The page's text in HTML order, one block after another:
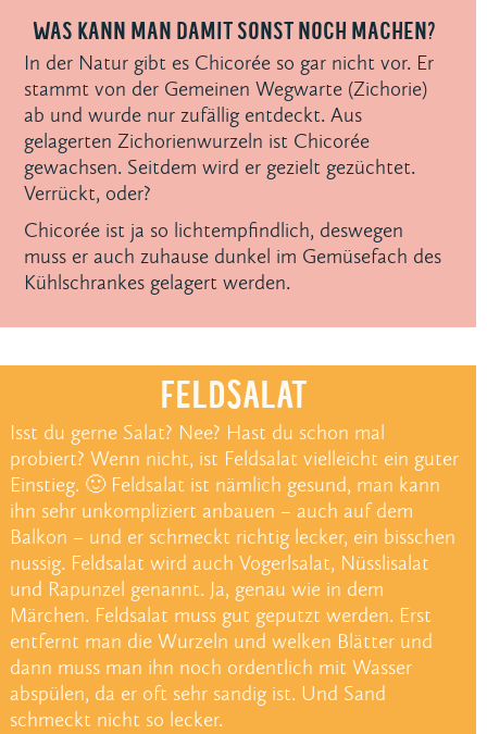
WAS KANN MAN DAMIT SONST NOCH MACHEN?
In der Natur gibt es Chicorée so gar nicht vor. Er
stammt von der Gemeinen Wegwarte (Zichorie)
ab und wurde nur zufällig entdeckt. Aus
gelagerten Zichorienwurzeln ist Chicorée
gewachsen. Seitdem wird er gezielt gezüchtet.
Verrückt, oder?
Chicorée ist ja so lichtempfindlich, deswegen
muss er auch zuhause dunkel im Gemüsefach des
Kühlschrankes gelagert werden.
FELDSALAT
Isst du gerne Salat? Nee? Hast du schon mal
probiert? Wenn nicht, ist Feldsalat vielleicht ein guter
Einstieg. 🙂 Feldsalat ist nämlich gesund, man kann
ihn sehr unkompliziert anbauen – auch auf dem
Balkon – und er schmeckt richtig lecker, ein bisschen
nussig. Feldsalat wird auch Vogerlsalat, Nüsslisalat
und Rapunzel genannt. Ja, genau wie in dem
Märchen. Feldsalat muss gut geputzt werden. Erst
entfernt man die Wurzeln und welken Blätter und
dann muss man ihn noch ordentlich mit Wasser
abspülen, da er oft sehr sandig ist. Und Sand
schmeckt nicht so lecker.